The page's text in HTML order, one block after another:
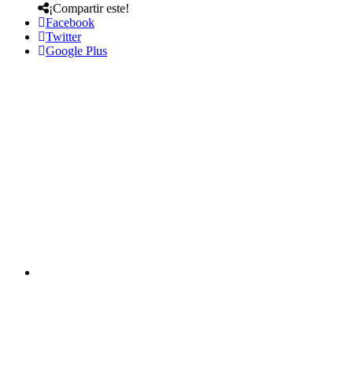
¡Compartir este!
Facebook
Twitter
Google Plus